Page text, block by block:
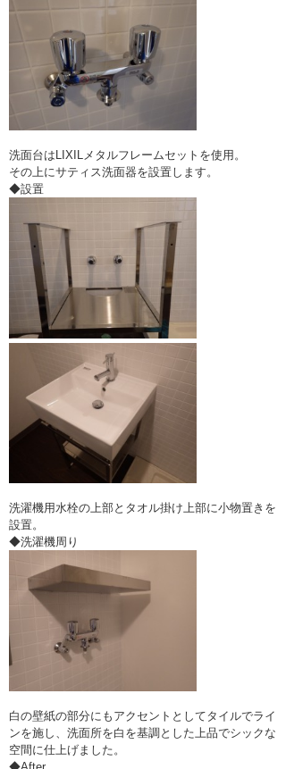
洗面台はLIXILメタルフレームセットを使用。
その上にサティス洗面器を設置します。
◆設置
洗濯機用水栓の上部とタオル掛け上部に小物置きを
設置。
◆洗濯機周り
白の壁紙の部分にもアクセントとしてタイルでライ
ンを施し、洗面所を白を基調とした上品でシックな
空間に仕上げました。